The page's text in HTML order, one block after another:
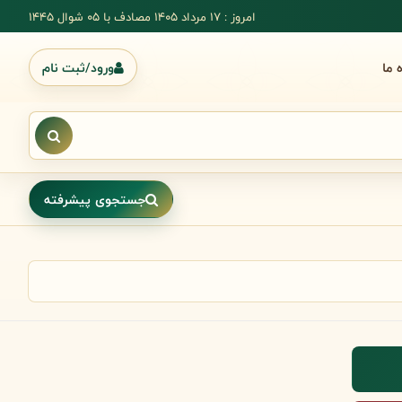
امروز : 17 مرداد 1405 مصادف با ۰۵ شوال ۱۴۴۵
ما ورود/ثبت نام
جستجوی پیشرفته